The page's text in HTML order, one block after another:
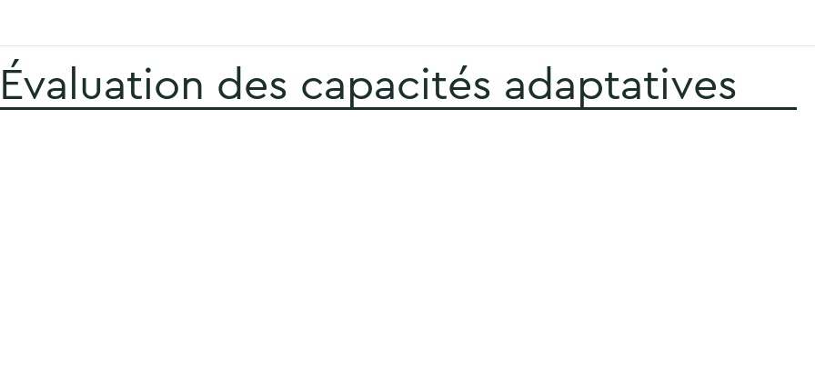
des capacités adaptatives